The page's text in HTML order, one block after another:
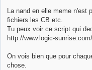
La nand en elle meme n'est
fichiers les CB etc.
Tu peux voir ce script qui
http://www.logic-
On vois bien que pour
chose.